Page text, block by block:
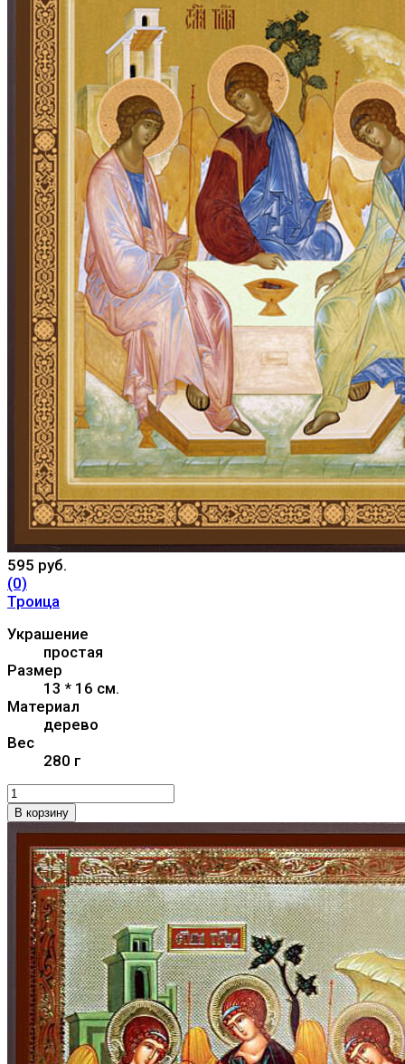
595 руб.
(0)
Троица
Украшение
простая
Размер
13 * 16 см.
Материал
дерево
Вес
280 г
В корзину